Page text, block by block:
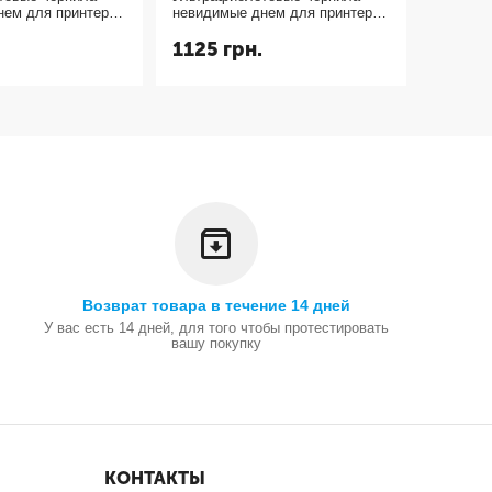
для принтера
невидимые днем для принтера
пурпурный magenta 10мл.
1125 грн.
Возврат товара в течение 14 дней
У вас есть 14 дней, для того чтобы протестировать
вашу покупку
КОНТАКТЫ